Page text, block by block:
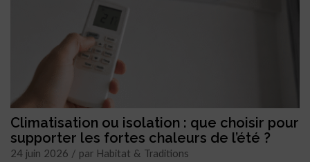
Climatisation ou isolation : que choisir pour
supporter les fortes chaleurs de l’été ?
24 juin 2026 / par Habitat & Traditions